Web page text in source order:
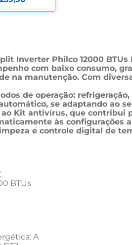
Inverter Philco 12000
com baixo consumo,
na manutenção. Com
de operação:
se adaptando ao
Kit antivírus, que contribui
às configurações
e controle digital de
BTUs
A